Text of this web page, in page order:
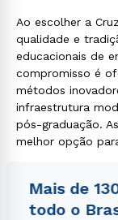
Ao escolher a
qualidade e
educacionais de
compromisso é
métodos
infraestrutura
pós-graduação.
melhor opção
Mais de
todo o